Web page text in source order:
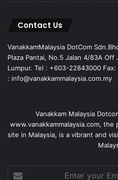
Contact Us
VanakkamMalaysia DotCom
Plaza Pantai, No.5 Jalan 4/83A Off
Lumpur. Tel : +603-22843000
: info@vanakkammalaysia.com.my
Vanakkam Malaysia
www.vanakkammalaysia.com, the
site in Malaysia, is a vibrant and